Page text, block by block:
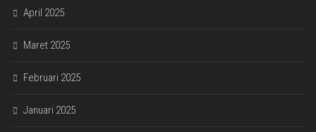
April 2025
Maret 2025
Februari 2025
Januari 2025